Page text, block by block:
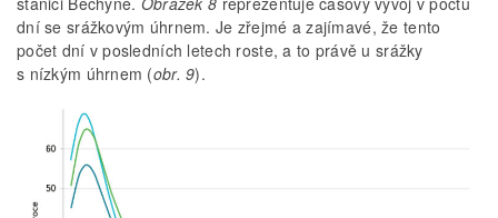
dní se srážkovým úhrnem. Je zřejmé a zajímavé, že tento
počet dní v posledních letech roste, a to právě u srážky
s nízkým úhrnem (obr. 9).